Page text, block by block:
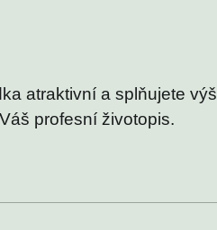
atraktivní a splňujete
profesní životopis.